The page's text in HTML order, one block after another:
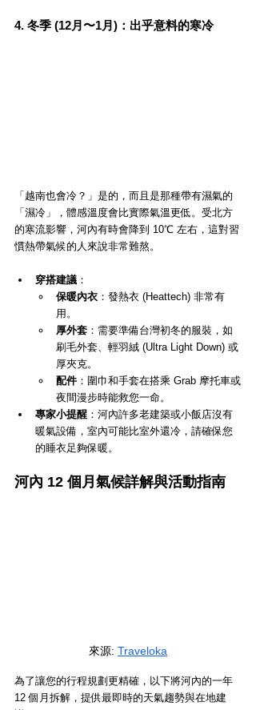
4. 冬季 (12月〜1月)：出乎意料的寒冷
「越南也會冷？」是的，而且是那種帶有濕氣的
「濕冷」，體感溫度會比實際氣溫更低。受北方
的寒流影響，河內有時會降到 10℃ 左右，這對習
慣熱帶氣候的人來說非常難熬。
穿搭建議 ：
保暖內衣 ：發熱衣 (Heattech) 非常有
用。
厚外套 ：需要準備台灣初冬的服裝，如
刷毛外套、輕羽絨 (Ultra Light Down) 或
厚夾克。
配件 ：圍巾和手套在搭乘 Grab 摩托車或
夜間漫步時能救您一命。
專家小提醒 ：河內許多老建築或小飯店沒有
暖氣設備，室內可能比室外還冷，請確保您
的睡衣足夠保暖。
河內 12 個月氣候詳解與活動指南
來源: Traveloka
為了讓您的行程規劃更精確，以下將河內的一年
12 個月拆解，提供最即時的天氣趨勢與在地建